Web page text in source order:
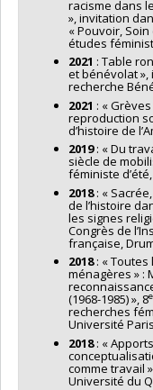
racisme dans
», invitation
« Pouvoir,
études
2021 : Table
et bénévolat
recherche
2021 : «
reproduction
d’histoire de
2019: « Du
siècle de
féministe
2018: «
de l’histoire
les signes
Congrès de
française,
2018: « Toutes
ménagères » :
(1968-1985) », 8e
recherches
Université
2018: «
comme travail
Université du